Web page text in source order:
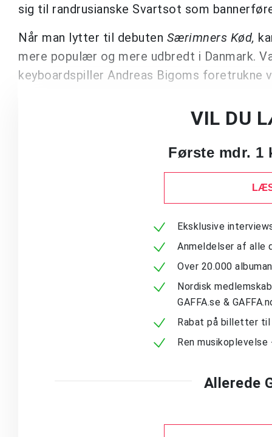
sig til randrusianske Svartsot som
Når man lytter til debuten Særimners Kød,
mere populær og mere udbredt i Danmark.
keyboardspiller Andreas Bigoms foretrukne
VIL DU
Første mdr.
Eksklusive
Anmeldelser af alle
Over 20.000
Nordisk
GAFFA.se &
Rabat på billetter
Ren
Allerede